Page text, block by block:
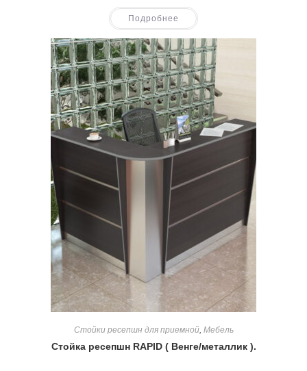
Подробнее
Стойки ресепшн для приемной, Мебель
Стойка ресепшн RAPID ( Венге/металлик ).